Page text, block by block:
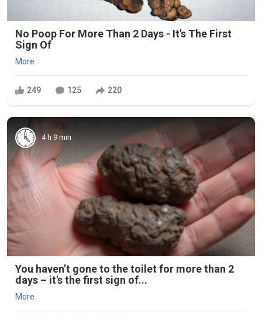
No Poop For More Than 2 Days - It's The First
Sign Of
More
249 125 220
4 h 9 min
You haven’t gone to the toilet for more than 2
days – it's the first sign of...
More